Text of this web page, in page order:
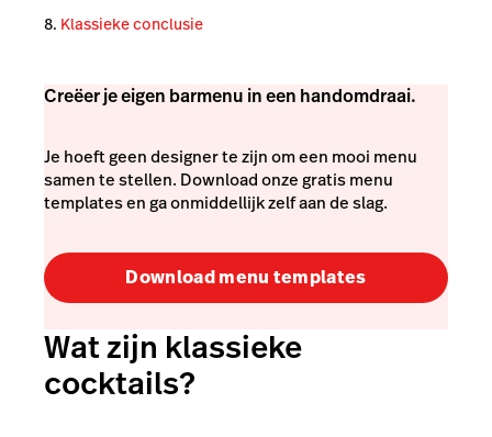
Klassieke conclusie
Creëer je eigen barmenu in een handomdraai.
Je hoeft geen designer te zijn om een mooi menu
samen te stellen. Download onze gratis menu
templates en ga onmiddellijk zelf aan de slag.
Download menu templates
Wat zijn klassieke
cocktails?